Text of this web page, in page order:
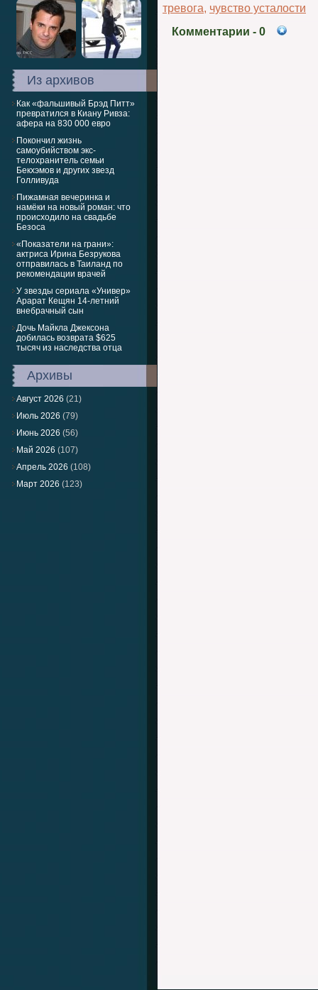
Из архивов
Как «фальшивый Брэд Питт»
превратился в Киану Ривза:
афера на 830 000 евро
Покончил жизнь
самоубийством экс-
телохранитель семьи
Бекхэмов и других звезд
Голливуда
Пижамная вечеринка и
намёки на новый роман: что
происходило на свадьбе
Безоса
«Показатели на грани»:
актриса Ирина Безрукова
отправилась в Таиланд по
рекомендации врачей
У звезды сериала «Универ»
Арарат Кещян 14-летний
внебрачный сын
Дочь Майкла Джексона
добилась возврата $625
тысяч из наследства отца
Архивы
Август 2026 (21)
Июль 2026 (79)
Июнь 2026 (56)
Май 2026 (107)
Апрель 2026 (108)
Март 2026 (123)
тревога, чувство усталости
Комментарии - 0